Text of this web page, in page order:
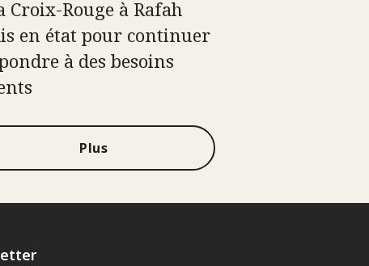
Croix-Rouge à Rafah
en état pour continuer
à des besoins
Plus